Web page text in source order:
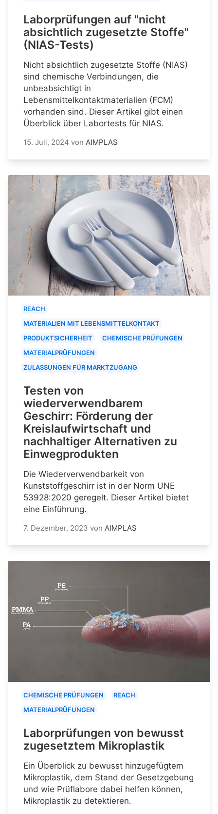
Laborprüfungen auf "nicht
absichtlich zugesetzte Stoffe"
(NIAS-Tests)
Nicht absichtlich zugesetzte Stoffe (NIAS)
sind chemische Verbindungen, die
unbeabsichtigt in
Lebensmittelkontaktmaterialien (FCM)
vorhanden sind. Dieser Artikel gibt einen
Überblick über Labortests für NIAS.
15. Juli, 2024 von AIMPLAS
REACH
MATERIALIEN MIT LEBENSMITTELKONTAKT
PRODUKTSICHERHEIT
CHEMISCHE PRÜFUNGEN
MATERIALPRÜFUNGEN
ZULASSUNGEN FÜR MARKTZUGANG
Testen von
wiederverwendbarem
Geschirr: Förderung der
Kreislaufwirtschaft und
nachhaltiger Alternativen zu
Einwegprodukten
Die Wiederverwendbarkeit von
Kunststoffgeschirr ist in der Norm UNE
53928:2020 geregelt. Dieser Artikel bietet
eine Einführung.
7. Dezember, 2023 von AIMPLAS
CHEMISCHE PRÜFUNGEN
REACH
MATERIALPRÜFUNGEN
Laborprüfungen von bewusst
zugesetztem Mikroplastik
Ein Überblick zu bewusst hinzugefügtem
Mikroplastik, dem Stand der Gesetzgebung
und wie Prüflabore dabei helfen können,
Mikroplastik zu detektieren.